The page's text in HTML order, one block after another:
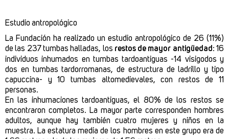
Estudio antropológico
La Fundación ha realizado un estudio antropológico de 26 (11%)
de las 237 tumbas halladas, los restos de mayor antigüedad: 16
individuos inhumados en tumbas tardoantiguas -14 visigodos y
dos en tumbas tardorromanas, de estructura de ladrillo y tipo
capuccina- y 10 tumbas altomedievales, con restos de 11
personas.
En las inhumaciones tardoantiguas, el 80% de los restos se
encontraron completos. La mayor parte corresponden hombres
adultos, aunque hay también cuatro mujeres y niños en la
muestra. La estatura media de los hombres en este grupo era de